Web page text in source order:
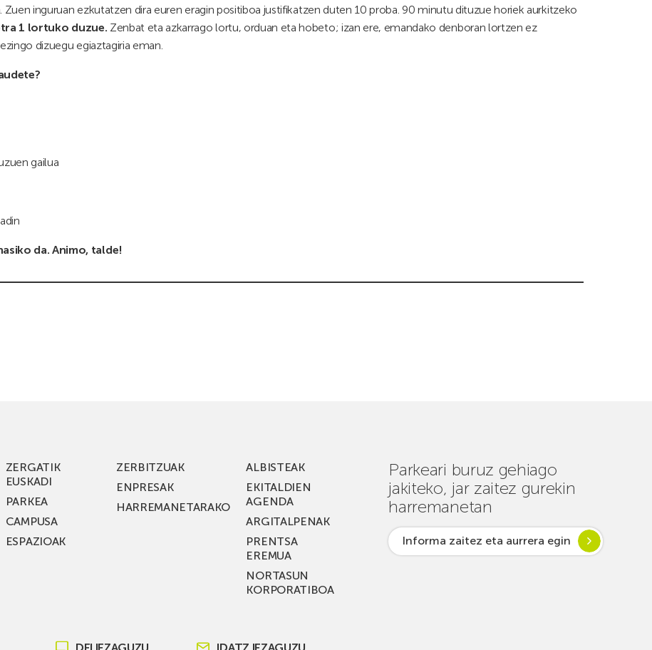
inguruan ezkutatzen dira euren eragin positiboa justifikatzen duten 10 proba. 90 minutu dituzue horiek aurkitzeko
1 lortuko duzue. Zenbat eta azkarrago lortu, orduan eta hobeto; izan ere, emandako denboran lortzen ez
dizuegu egiaztagiria eman.
gailua
da. Animo, talde!
ZERGATIK
EUSKADI
PARKEA
CAMPUSA
ESPAZIOAK
ZERBITZUAK
ENPRESAK
HARREMANETARAKO
ALBISTEAK
EKITALDIEN
AGENDA
ARGITALPENAK
PRENTSA
EREMUA
NORTASUN
KORPORATIBOA
Parkeari buruz gehiago
jakiteko, jar zaitez gurekin
harremanetan
Informa zaitez eta aurrera egin
DEI IEZAGUZU IDATZ IEZAGUZU